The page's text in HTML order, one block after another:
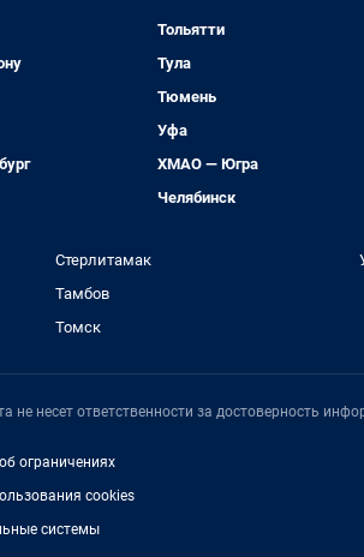
Тольятти
Тула
Тюмень
Уфа
ХМАО — Югра
Челябинск
Стерлитамак
Тамбов
Томск
не несет ответственности за достоверность
ограничениях
cookies
системы